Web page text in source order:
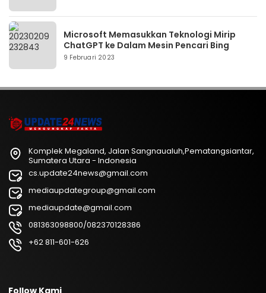
Microsoft Memasukkan Teknologi Mirip
ChatGPT ke Dalam Mesin Pencari Bing
9 Februari 2023
Komplek Megaland, Jalan Sangnaualuh,Pematangsiantar,
Sumatera Utara - Indonesia
cs.update24news@gmail.com
mediaupdategroup@gmail.com
mediaupdate@gmail.com
081363098800/082370128386
+62 811-601-626